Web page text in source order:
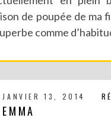
de poupée de ma
comme
JANVIER 13, 2014
EMMA